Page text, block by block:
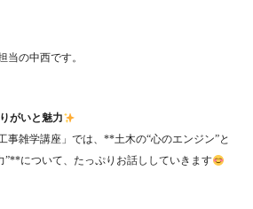
当の中西です。
がいと魅力
事雑学講座」では、**土木の“心のエンジン”と
”**について、たっぷりお話ししていきます